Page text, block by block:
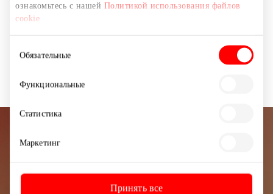
ознакомьтесь с нашей Политикой использования файлов
cookie
согласия
Обязательные
Функциональные
Статистика
Маркетинг
Принять все
чистых моделей из линии Eco Aware в своих
коллекциях.
Магазины
Подписывайтесь на рассылку
Узнайте первыми о лучших предложениях,